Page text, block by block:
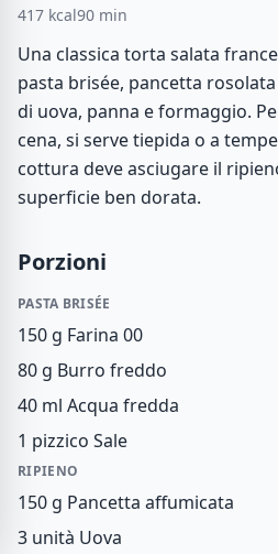
417 kcal90 min
Una classica torta salata
pasta brisée, pancetta
di uova, panna e formaggio.
cena, si serve tiepida o a
cottura deve asciugare il
superficie ben dorata.
Porzioni
PASTA BRISÉE
150 g Farina 00
80 g Burro freddo
40 ml Acqua fredda
1 pizzico Sale
RIPIENO
150 g Pancetta affumicata
3 unità Uova